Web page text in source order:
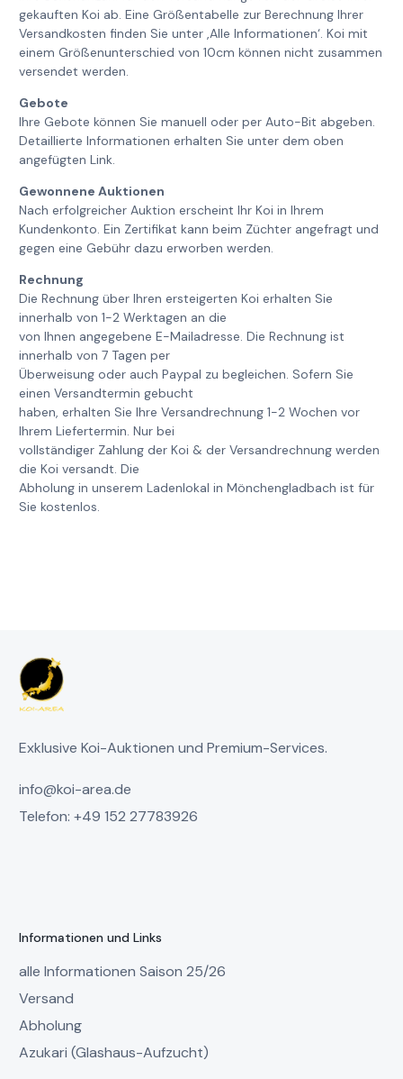
gekauften Koi ab. Eine Größentabelle zur Berechnung Ihrer
Versandkosten finden Sie unter ‚Alle Informationen‘. Koi mit
einem Größenunterschied von 10cm können nicht zusammen
versendet werden.
Gebote
Ihre Gebote können Sie manuell oder per Auto-Bit abgeben.
Detaillierte Informationen erhalten Sie unter dem oben
angefügten Link.
Gewonnene Auktionen
Nach erfolgreicher Auktion erscheint Ihr Koi in Ihrem
Kundenkonto. Ein Zertifikat kann beim Züchter angefragt und
gegen eine Gebühr dazu erworben werden.
Rechnung
Die Rechnung über Ihren ersteigerten Koi erhalten Sie
innerhalb von 1-2 Werktagen an die
von Ihnen angegebene E-Mailadresse. Die Rechnung ist
innerhalb von 7 Tagen per
Überweisung oder auch Paypal zu begleichen. Sofern Sie
einen Versandtermin gebucht
haben, erhalten Sie Ihre Versandrechnung 1-2 Wochen vor
Ihrem Liefertermin. Nur bei
vollständiger Zahlung der Koi & der Versandrechnung werden
die Koi versandt. Die
Abholung in unserem Ladenlokal in Mönchengladbach ist für
Sie kostenlos.
Exklusive Koi-Auktionen und Premium-Services.
info@koi-area.de
Telefon: +49 152 27783926
Informationen und Links
alle Informationen Saison 25/26
Versand
Abholung
Azukari (Glashaus-Aufzucht)